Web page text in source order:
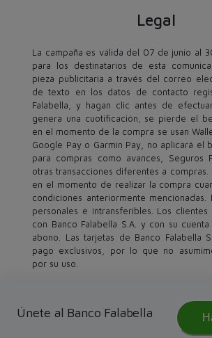
Legal
La campaña es válida del 07 de junio al
para los destinatarios de esta
pieza publicitaria a través del correo
de texto en los datos de contacto
Falabella, y hagan clic antes de
genera una cuotificación, se pierde el
en el momento de la compra se usan
Google Pay o Garmin Pay, no aplicará el
para compras como avances, Seguros
otras transacciones diferentes a compras.
en el momento de realizar la compra
condiciones anteriormente mencionadas.
personales e intransferibles. Los
con Banco Falabella S.A. y con su
abono. Las tarjetas de Banco Falabella
pago exclusivos, por lo que no
por su uso.
Únete al Banco Falabella